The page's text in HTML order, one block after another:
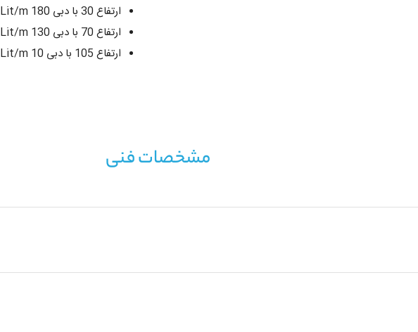
ارتفاع 30 با دبی 180 Lit/m
ارتفاع 70 با دبی 130 Lit/m
ارتفاع 105 با دبی 10 Lit/m
مشخصات فنی